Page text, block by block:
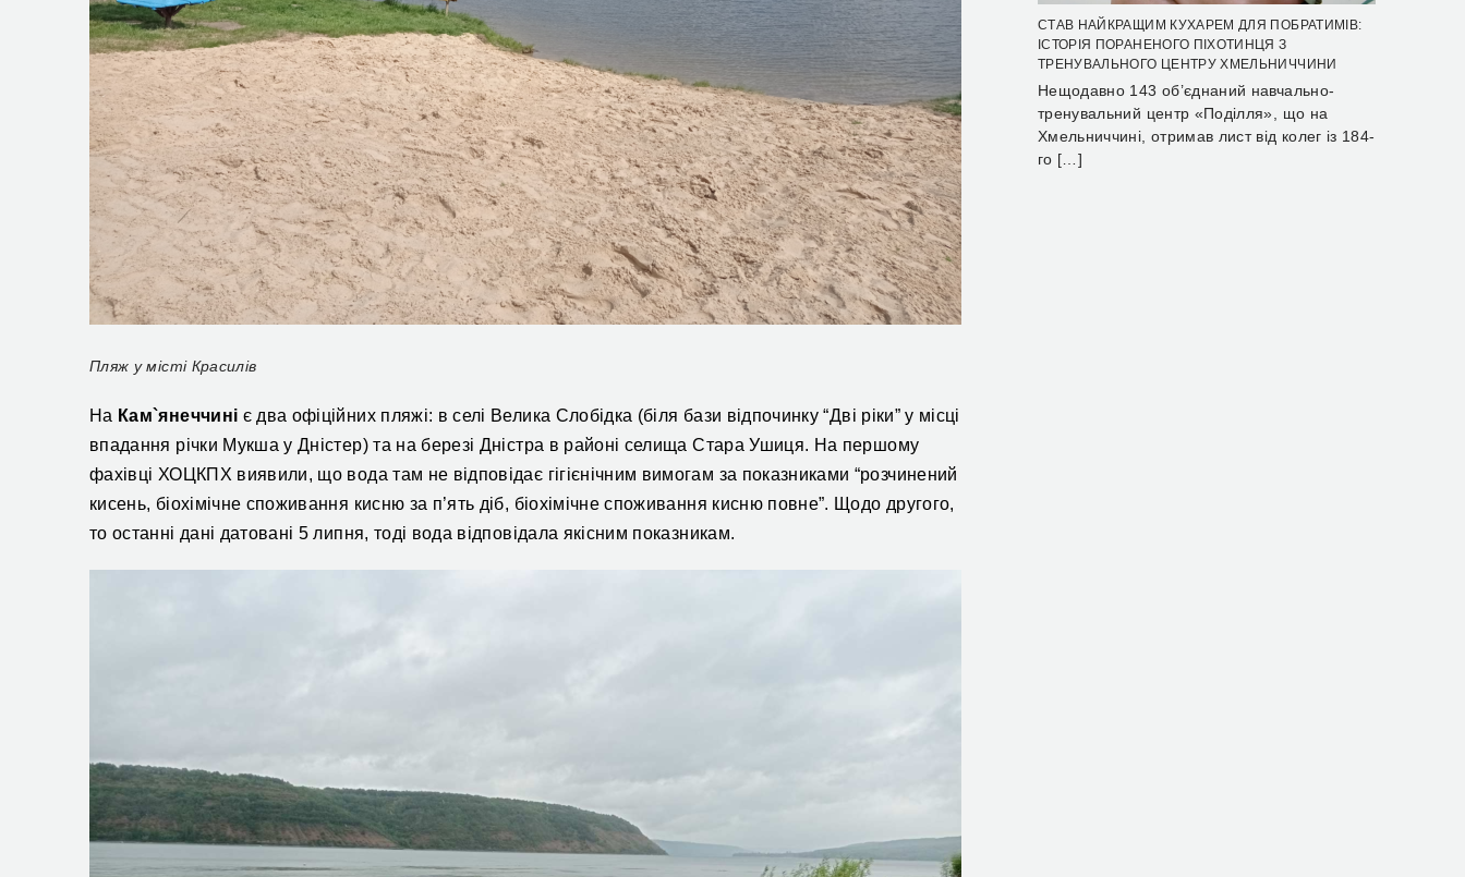
Пляж у місті Красилів
На Кам`янеччині є два офіційних пляжі: в селі Велика Слобідка (біля бази відпочинку “Дві ріки” у місці
впадання річки Мукша у Дністер) та на березі Дністра в районі селища Стара Ушиця. На першому
фахівці ХОЦКПХ виявили, що вода там не відповідає гігієнічним вимогам за показниками “розчинений
кисень, біохімічне споживання кисню за п’ять діб, біохімічне споживання кисню повне”. Щодо другого,
то останні дані датовані 5 липня, тоді вода відповідала якісним показникам.
СТАВ НАЙКРАЩИМ КУХАРЕМ ДЛЯ ПОБРАТИМІВ:
ІСТОРІЯ ПОРАНЕНОГО ПІХОТИНЦЯ З
ТРЕНУВАЛЬНОГО ЦЕНТРУ ХМЕЛЬНИЧЧИНИ
Нещодавно 143 об’єднаний навчально-
тренувальний центр «Поділля», що на
Хмельниччині, отримав лист від колег із 184-
го […]